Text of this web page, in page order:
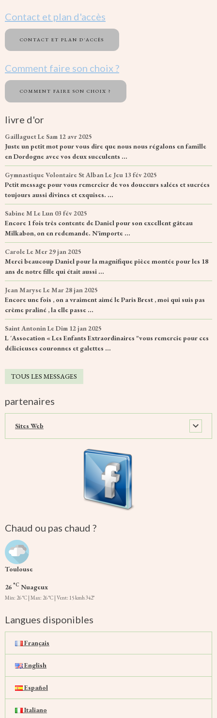
Contact et plan d'accès
CONTACT ET PLAN D'ACCÈS
Comment faire son choix ?
COMMENT FAIRE SON CHOIX ?
livre d'or
GaillaguetLe Sam 12 avr 2025
Juste un petit mot pour vous dire que nous nous régalons en famille
en Dordogne avec vos deux succulents ...
Gymnastique Volontaire St AlbanLe Jeu 13 fév 2025
Petit message pour vous remercier de vos douceurs salées et sucrées
toujours aussi divines et exquises. ...
Sabine M Le Lun 03 fév 2025
Encore 1 fois très contente de Daniel pour son excellent gâteau
Milkabon, on en redemande. N'importe ...
CaroleLe Mer 29 jan 2025
Merci beaucoup Daniel pour la magnifique pièce montée pour les 18
ans de notre fille qui était aussi ...
Jean MaryseLe Mar 28 jan 2025
Encore une fois , on a vraiment aimé le Paris Brest , moi qui suis pas
crème praliné , la elle passe ...
Saint AntoninLe Dim 12 jan 2025
L ´Assocation « Les Enfants Extraordinaires "vous remercie pour ces
délicieuses couronnes et galettes ...
TOUS LES MESSAGES
partenaires
Sites Web
Chaud ou pas chaud ?
Toulouse
26 °C Nuageux
Min: 26 °C | Max: 26 °C | Vent: 15 kmh 342°
Langues disponibles
Français
English
Español
Italiano